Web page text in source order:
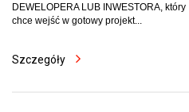
DEWELOPERA LUB INWESTORA, który
chce wejść w gotowy projekt...
Szczegóły